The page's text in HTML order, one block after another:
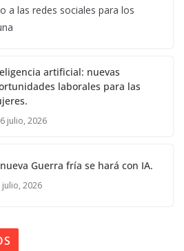
a las redes sociales para los
artificial: nuevas
laborales para las
julio, 2026
Guerra fría se hará con IA.
julio, 2026